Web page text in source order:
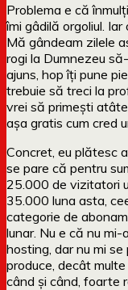
Problema e că
îmi gâdilă orgoliul.
Mă gândeam zilele
rogi la Dumnezeu
ajuns, hop îți pune
trebuie să treci la
vrei să primești
așa gratis cum cred
Concret, eu plătesc
se pare că pentru
25.000 de vizitatori
35.000 luna asta,
categorie de
lunar. Nu e că nu
hosting, dar nu mi
produce, decât
când și când, foarte